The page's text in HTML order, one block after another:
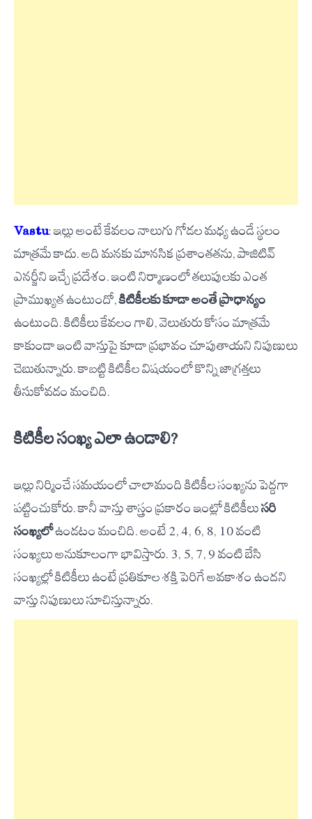
Vastu: ఇల్లు అంటే కేవలం నాలుగు గోడల మధ్య ఉండే స్థలం
మాత్రమే కాదు. అది మనకు మానసిక ప్రశాంతతను, పాజిటివ్
ఎనర్జీని ఇచ్చే ప్రదేశం. ఇంటి నిర్మాణంలో తలుపులకు ఎంత
ప్రాముఖ్యత ఉంటుందో,కిటికీలకు కూడా అంతే ప్రాధాన్యం
ఉంటుంది. కిటికీలు కేవలం గాలి, వెలుతురు కోసం మాత్రమే
కాకుండా ఇంటి వాస్తుపై కూడా ప్రభావం చూపుతాయని నిపుణులు
చెబుతున్నారు. కాబట్టి కిటికీల విషయంలో కొన్ని జాగ్రత్తలు
తీసుకోవడం మంచిది.
కిటికీల సంఖ్య ఎలా ఉండాలి?
ఇల్లు నిర్మించే సమయంలో చాలామంది కిటికీల సంఖ్యను పెద్దగా
పట్టించుకోరు. కానీ వాస్తు శాస్త్రం ప్రకారం ఇంట్లో కిటికీలుసరి
సంఖ్యలోఉండటం మంచిది. అంటే 2, 4, 6, 8, 10 వంటి
సంఖ్యలు అనుకూలంగా భావిస్తారు. 3, 5, 7, 9 వంటి బేసి
సంఖ్యల్లో కిటికీలు ఉంటే ప్రతికూల శక్తి పెరిగే అవకాశం ఉందని
వాస్తు నిపుణులు సూచిస్తున్నారు.